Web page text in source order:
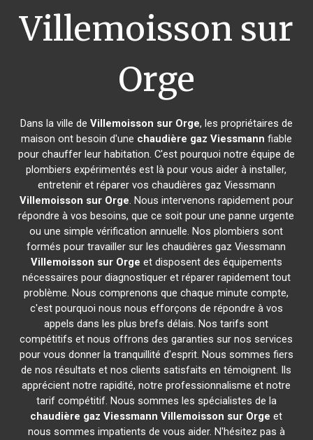
Villemoisson sur
Orge
Dans la ville de Villemoisson sur Orge, les propriétaires de
maison ont besoin d'une chaudière gaz Viessmann fiable
pour chauffer leur habitation. C'est pourquoi notre équipe de
plombiers expérimentés est là pour vous aider à installer,
entretenir et réparer vos chaudières gaz Viessmann
Villemoisson sur Orge. Nous intervenons rapidement pour
répondre à vos besoins, que ce soit pour une panne urgente
ou une simple vérification annuelle. Nos plombiers sont
formés pour travailler sur les chaudières gaz Viessmann
Villemoisson sur Orge et disposent des équipements
nécessaires pour diagnostiquer et réparer rapidement tout
problème. Nous comprenons que chaque minute compte,
c'est pourquoi nous nous efforçons de répondre à vos
appels dans les plus brefs délais. Nos tarifs sont
compétitifs et nous offrons des garanties sur nos services
pour vous donner la tranquillité d'esprit. Nous sommes fiers
de nos résultats et nos clients satisfaits en témoignent. Ils
apprécient notre rapidité, notre professionnalisme et notre
tarif compétitif. Nous sommes les spécialistes de la
chaudière gaz Viessmann Villemoisson sur Orge et
nous sommes impatients de vous aider. N'hésitez pas à